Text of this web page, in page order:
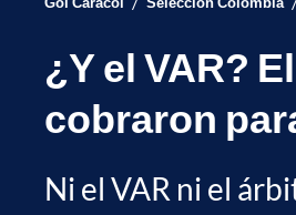
¿Y el VAR?
cobraron
Ni el VAR ni el